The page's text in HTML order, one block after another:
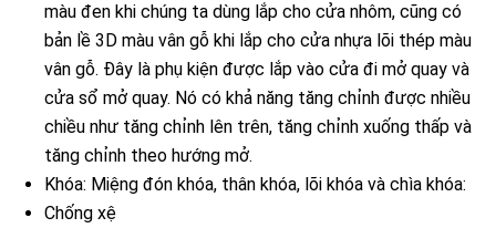
màu đen khi chúng ta dùng lắp cho cửa nhôm, cũng có
bản lề 3D màu vân gỗ khi lắp cho cửa nhựa lõi thép màu
vân gỗ. Đây là phụ kiện được lắp vào cửa đi mở quay và
cửa sổ mở quay. Nó có khả năng tăng chỉnh được nhiều
chiều như tăng chỉnh lên trên, tăng chỉnh xuống thấp và
tăng chỉnh theo hướng mở.
Khóa: Miệng đón khóa, thân khóa, lõi khóa và chìa khóa:
Chống xệ